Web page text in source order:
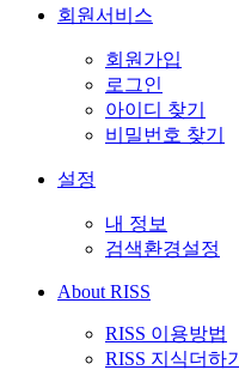
회원서비스
회원가입
로그인
아이디 찾기
비밀번호 찾기
설정
내 정보
검색환경설정
About RISS
RISS 이용방법
RISS 지식더하기